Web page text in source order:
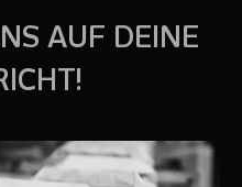
AUF DEINE